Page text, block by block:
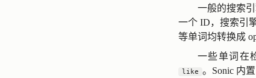
一般的搜索
一个 ID，搜索引
等单词均转换成
一些单词在
like 。Sonic 内